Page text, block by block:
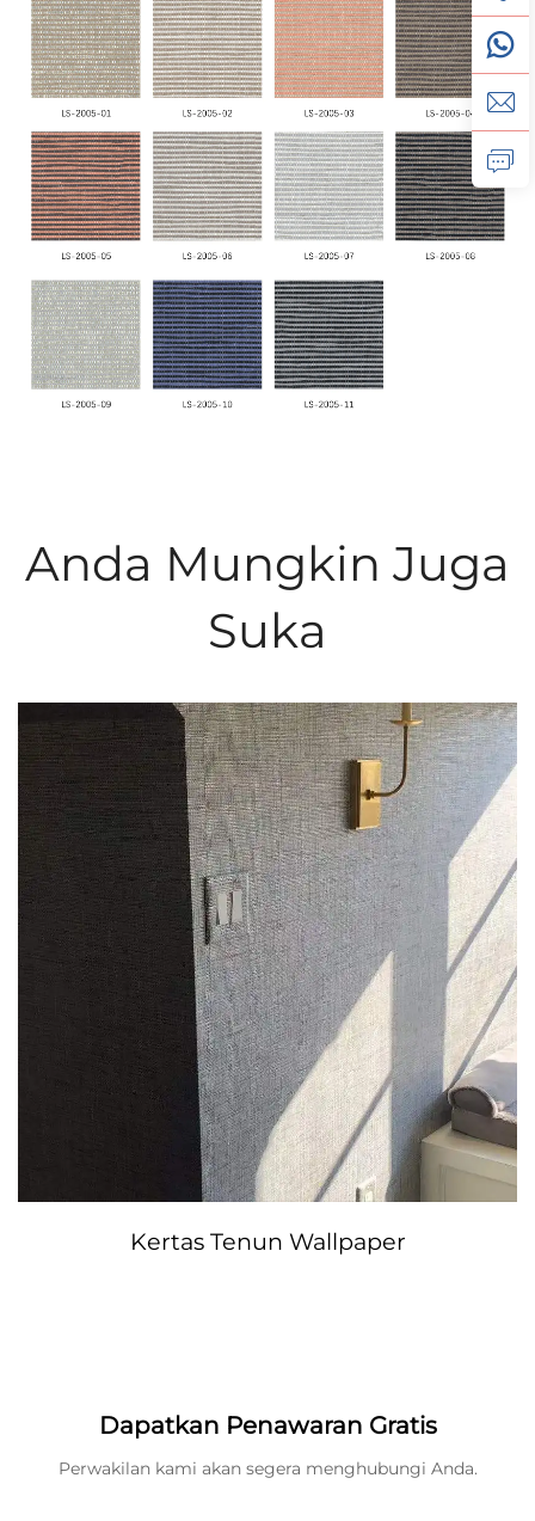
Anda Mungkin Juga
Suka
Kertas Tenun Wallpaper
Dapatkan Penawaran Gratis
Perwakilan kami akan segera menghubungi Anda.